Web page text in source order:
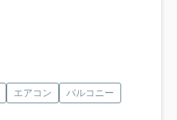
エアコン
バルコニー